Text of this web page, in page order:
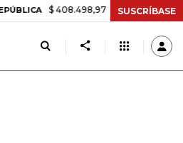
$ 408.498,97 +$ 8.753,81 +2,19%
SUSCRÍBASE